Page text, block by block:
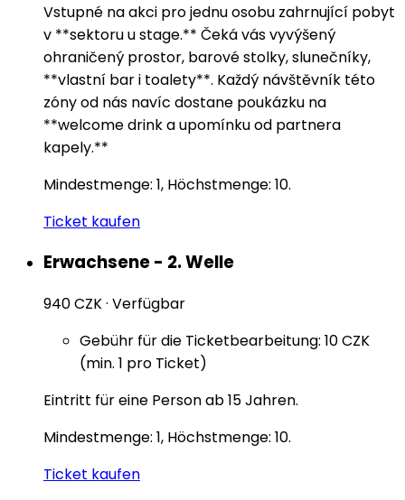
Vstupné na akci pro jednu osobu zahrnující pobyt
v **sektoru u stage.** Čeká vás vyvýšený
ohraničený prostor, barové stolky, slunečníky,
**vlastní bar i toalety**. Každý návštěvník této
zóny od nás navíc dostane poukázku na
**welcome drink a upomínku od partnera
kapely.**
Mindestmenge: 1, Höchstmenge: 10.
Ticket kaufen
Erwachsene - 2. Welle
940 CZK· Verfügbar
Gebühr für die Ticketbearbeitung: 10 CZK
(min. 1 pro Ticket)
Eintritt für eine Person ab 15 Jahren.
Mindestmenge: 1, Höchstmenge: 10.
Ticket kaufen